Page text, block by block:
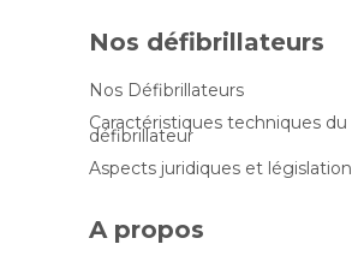
Nos défibrillateurs
Nos Défibrillateurs
Caractéristiques techniques du
défibrillateur
Aspects juridiques et législation
A propos